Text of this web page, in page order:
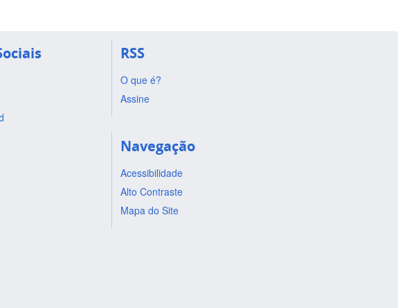
RSS
O que é?
Assine
Navegação
Acessibilidade
Alto Contraste
Mapa do Site